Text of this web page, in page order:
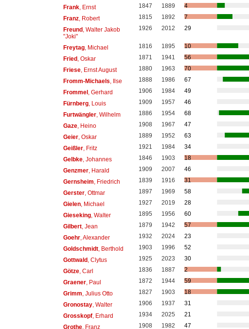
Frank, Ernst 1847 1889
4
Franz, Robert 1815 1892
7
Freund, Walter Jakob
"Joki"
1926 2012 29
Freytag, Michael 1816 1895
10
Fried, Oskar 1871 1941
56
Friese, Ernst August 1880 1963
70
Fromm-Michaels , Ilse 1888 1986
67
Frommel, Gerhard 1906 1984
49
Fürnberg, Louis 1909 1957
46
Furtwängler, Wilhelm 1886 1954
68
Gaze, Heino 1908 1967
47
Geier, Oskar 1889 1952
63
Geißler, Fritz 1921 1984
34
Gelbke, Johannes 1846 1903
18
Genzmer, Harald 1909 2007
46
Gernsheim , Friedrich 1839 1916
31
Gerster, Ottmar 1897 1969
58
Gielen, Michael 1927 2019
28
Gieseking, Walter 1895 1956
60
Gilbert, Jean 1879 1942
57
Goehr, Alexander 1932 2024
23
Goldschmidt, Berthold 1903 1996
52
Gottwald, Clytus 1925 2023
30
Götze, Carl 1836 1887
2
Graener, Paul 1872 1944
59
Grimm , Julius Otto 1827 1903
18
Gronostay, Walter 1906 1937
31
Grosskopf, Erhard 1934 2025
21
Grothe, Franz 1908 1982 47